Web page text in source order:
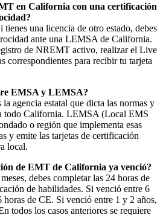
en California con una certificación
una licencia de otro estado, debes
ante una LEMSA de California.
de NREMT activo, realizar el Live
correspondientes para recibir tu tarjeta
EMSA y LEMSA?
agencia estatal que dicta las normas y
todo California. LEMSA (Local EMS
o región que implementa esas
y emite las tarjetas de certificación
local.
de EMT de California ya venció?
debes completar las 24 horas de
de habilidades. Si venció entre 6
horas de CE. Si venció entre 1 y 2 años,
todos los casos anteriores se requiere